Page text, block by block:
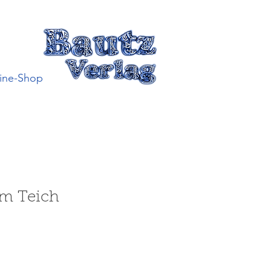
Shop
Teich